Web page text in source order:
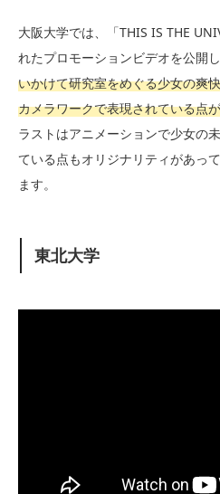
大阪大学では、「THIS IS THE
れたプロモーションビデオを公開し
いかけて研究室をめぐる少女の爽
カメラワークで表現されている点
ラストはアニメーションで少女の
ている点もオリジナリティがあっ
ます。
東北大学